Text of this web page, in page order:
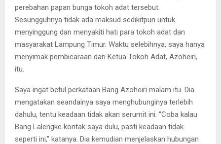
perebahan papan bunga tokoh adat tersebut.
Sesungguhnya tidak ada maksud sedikitpun untuk
menyinggung dan menyakiti hati para tokoh adat dan
masyarakat Lampung Timur. Waktu selebihnya, saya hanya
menyimak pembicaraan dari Ketua Tokoh Adat, Azoheiri,
itu.
Saya ingat betul perkataan Bang Azoheiri malam itu. Dia
mengatakan seandainya saya menghubunginya terlebih
dahulu, tentu keadaan tidak akan serumit ini. “Coba kalau
Bang Lalengke kontak saya dulu, pasti keadaan tidak
seperti ini,” katanya. Dia kemudian menjelaskan hubungan